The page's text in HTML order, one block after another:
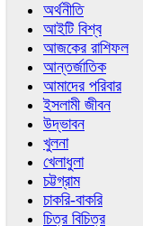
অর্থনীতি
আইটি বিশ্ব
আজকের রাশিফল
আন্তর্জাতিক
আমাদের পরিবার
ইসলামী জীবন
উদ্ভাবন
খুলনা
খেলাধুলা
চট্টগ্রাম
চাকরি-বাকরি
চিত্র বিচিত্র